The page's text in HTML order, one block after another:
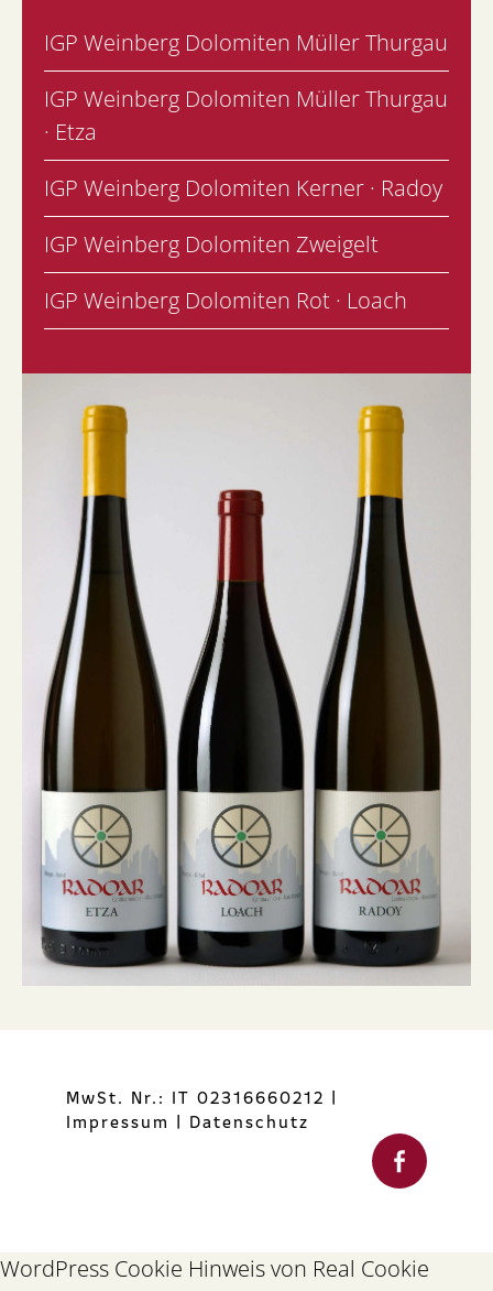
IGP Weinberg Dolomiten Müller Thurgau
IGP Weinberg Dolomiten Müller Thurgau
· Etza
IGP Weinberg Dolomiten Kerner · Radoy
IGP Weinberg Dolomiten Zweigelt
IGP Weinberg Dolomiten Rot · Loach
MwSt. Nr.: IT 02316660212 |
Impressum | Datenschutz
WordPress Cookie Hinweis von Real Cookie